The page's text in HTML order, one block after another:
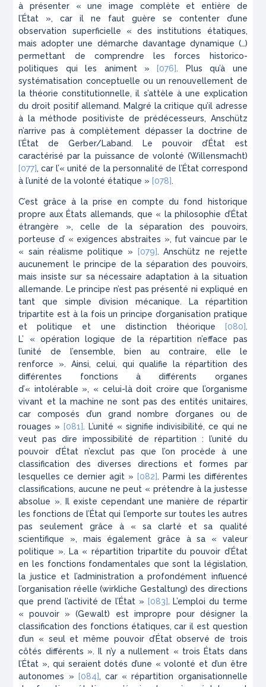
à présenter « une image complète et entière de
l’État », car il ne faut guère se contenter d’une
observation superficielle « des institutions étatiques,
mais adopter une démarche davantage dynamique (…)
permettant de comprendre les forces historico-
politiques qui les animent »[076]. Plus qu’à une
systématisation conceptuelle ou un renouvellement de
la théorie constitutionnelle, il s’attèle à une explication
du droit positif allemand. Malgré la critique qu’il adresse
à la méthode positiviste de prédécesseurs, Anschütz
n’arrive pas à complètement dépasser la doctrine de
l’État de Gerber/Laband. Le pouvoir d’État est
caractérisé par la puissance de volonté (Willensmacht)
[077], car l’« unité de la personnalité de l’État correspond
à l’unité de la volonté étatique »[078].
C’est grâce à la prise en compte du fond historique
propre aux États allemands, que « la philosophie d’État
étrangère », celle de la séparation des pouvoirs,
porteuse d’ « exigences abstraites », fut vaincue par le
« sain réalisme politique » [079]. Anschütz ne rejette
aucunement le principe de la séparation des pouvoirs,
mais insiste sur sa nécessaire adaptation à la situation
allemande. Le principe n’est pas présenté ni expliqué en
tant que simple division mécanique. La répartition
tripartite est à la fois un principe d’organisation pratique
et politique et une distinction théorique [080].
L’ « opération logique de la répartition n’efface pas
l’unité de l’ensemble, bien au contraire, elle le
renforce ». Ainsi, celui, qui qualifie la répartition des
différentes fonctions à différents organes
d’« intolérable », « celui-là doit croire que l’organisme
vivant et la machine ne sont pas des entités unitaires,
car composés d’un grand nombre d’organes ou de
rouages »[081]. L’unité « signifie indivisibilité, ce qui ne
veut pas dire impossibilité de répartition : l’unité du
pouvoir d’État n’exclut pas que l’on procède à une
classification des diverses directions et formes par
lesquelles ce dernier agit » [082]. Parmi les différentes
classifications, aucune ne peut « prétendre à la justesse
absolue ». Il existe cependant une manière de répartir
les fonctions de l’État qui l’emporte sur toutes les autres
pas seulement grâce à « sa clarté et sa qualité
scientifique », mais également grâce à sa « valeur
politique ». La « répartition tripartite du pouvoir d’État
en les fonctions fondamentales que sont la législation,
la justice et l’administration a profondément influencé
l’organisation réelle (wirkliche Gestaltung) des directions
que prend l’activité de l’État » [083]. L’emploi du terme
« pouvoir » (Gewalt) est impropre pour désigner la
classification des fonctions étatiques, car il est question
d’un « seul et même pouvoir d’État observé de trois
côtés différents ». Il n’y a nullement « trois États dans
l’État », qui seraient dotés d’une « volonté et d’un être
autonomes » [084], car « répartition organisationnelle